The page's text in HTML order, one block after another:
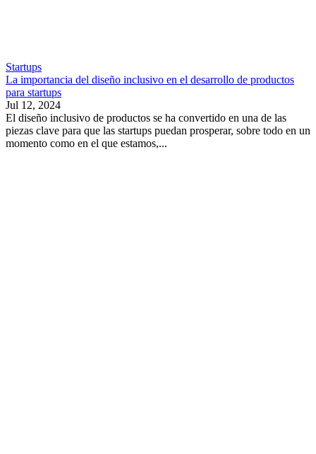
Startups
La importancia del diseño inclusivo en el desarrollo de productos
para startups
Jul 12, 2024
El diseño inclusivo de productos se ha convertido en una de las
piezas clave para que las startups puedan prosperar, sobre todo en un
momento como en el que estamos,...